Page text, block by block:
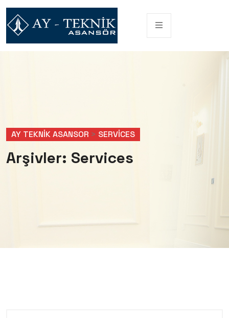
AY TEKNIK ASANSOR > SERVICES
Arşivler: Services